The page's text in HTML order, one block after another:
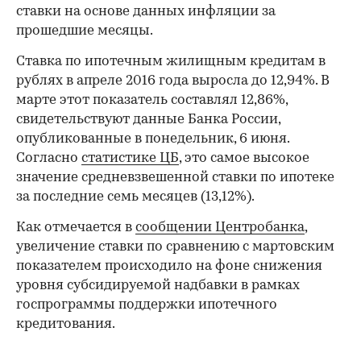
ставки на основе данных инфляции за
прошедшие месяцы.
Ставка по ипотечным жилищным кредитам в
рублях в апреле 2016 года выросла до 12,94%. В
марте этот показатель составлял 12,86%,
свидетельствуют данные Банка России,
опубликованные в понедельник, 6 июня.
Согласно статистике ЦБ, это самое высокое
значение средневзвешенной ставки по ипотеке
за последние семь месяцев (13,12%).
Как отмечается в сообщении Центробанка,
увеличение ставки по сравнению с мартовским
показателем происходило на фоне снижения
уровня субсидируемой надбавки в рамках
госпрограммы поддержки ипотечного
кредитования.